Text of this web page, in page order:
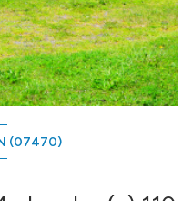
(07470)